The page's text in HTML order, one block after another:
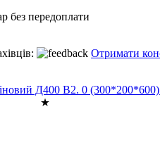
без передоплати
Отримати